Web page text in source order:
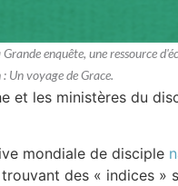
enquête, une ressource
Un voyage de Grace.
et les ministères du
mondiale de disciple
des « indices »